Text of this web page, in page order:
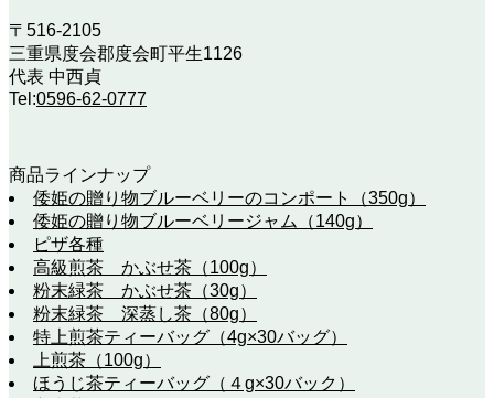
〒516-2105
三重県度会郡度会町平生1126
代表 中西貞
Tel:0596-62-0777
商品ラインナップ
倭姫の贈り物ブルーベリーのコンポート（350g）
倭姫の贈り物ブルーベリージャム（140g）
ピザ各種
高級煎茶 かぶせ茶（100g）
粉末緑茶 かぶせ茶（30g）
粉末緑茶 深蒸し茶（80g）
特上煎茶ティーバッグ（4g×30バッグ）
上煎茶（100g）
ほうじ茶ティーバッグ（４g×30バック）